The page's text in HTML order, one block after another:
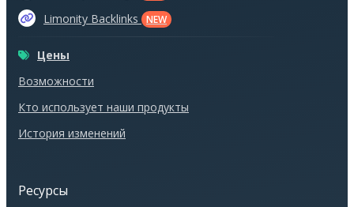
Limonity Backlinks NEW
Цены
Возможности
Кто использует наши продукты
История изменений
Ресурсы